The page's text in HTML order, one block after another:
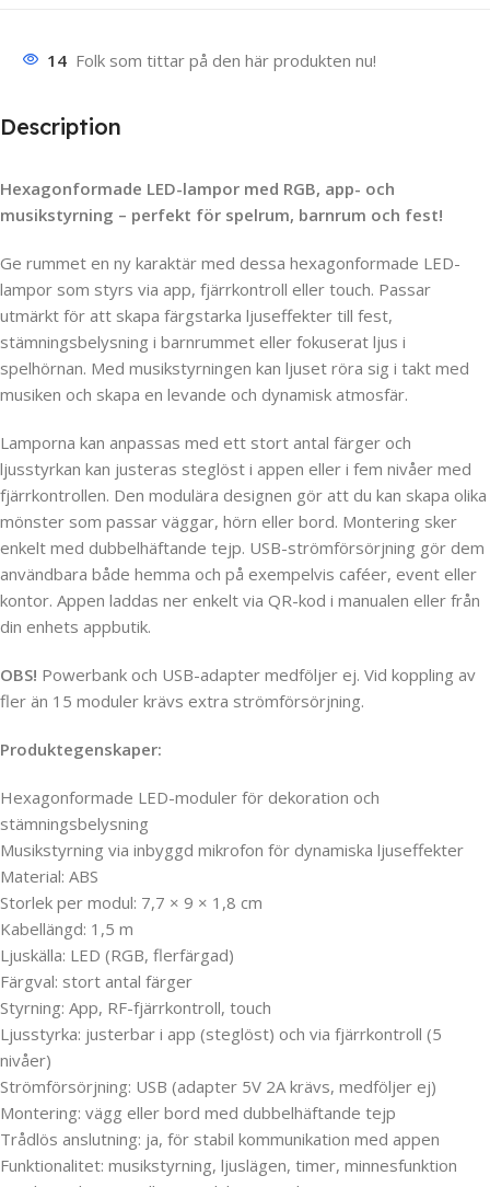
14 Folk som tittar på den här produkten nu!
Description
Hexagonformade LED-lampor med RGB, app- och
musikstyrning – perfekt för spelrum, barnrum och fest!
Ge rummet en ny karaktär med dessa hexagonformade LED-
lampor som styrs via app, fjärrkontroll eller touch. Passar
utmärkt för att skapa färgstarka ljuseffekter till fest,
stämningsbelysning i barnrummet eller fokuserat ljus i
spelhörnan. Med musikstyrningen kan ljuset röra sig i takt med
musiken och skapa en levande och dynamisk atmosfär.
Lamporna kan anpassas med ett stort antal färger och
ljusstyrkan kan justeras steglöst i appen eller i fem nivåer med
fjärrkontrollen. Den modulära designen gör att du kan skapa olika
mönster som passar väggar, hörn eller bord. Montering sker
enkelt med dubbelhäftande tejp. USB-strömförsörjning gör dem
användbara både hemma och på exempelvis caféer, event eller
kontor. Appen laddas ner enkelt via QR-kod i manualen eller från
din enhets appbutik.
OBS! Powerbank och USB-adapter medföljer ej. Vid koppling av
fler än 15 moduler krävs extra strömförsörjning.
Produktegenskaper:
Hexagonformade LED-moduler för dekoration och
stämningsbelysning
Musikstyrning via inbyggd mikrofon för dynamiska ljuseffekter
Material: ABS
Storlek per modul: 7,7 × 9 × 1,8 cm
Kabellängd: 1,5 m
Ljuskälla: LED (RGB, flerfärgad)
Färgval: stort antal färger
Styrning: App, RF-fjärrkontroll, touch
Ljusstyrka: justerbar i app (steglöst) och via fjärrkontroll (5
nivåer)
Strömförsörjning: USB (adapter 5V 2A krävs, medföljer ej)
Montering: vägg eller bord med dubbelhäftande tejp
Trådlös anslutning: ja, för stabil kommunikation med appen
Funktionalitet: musikstyrning, ljuslägen, timer, minnesfunktion